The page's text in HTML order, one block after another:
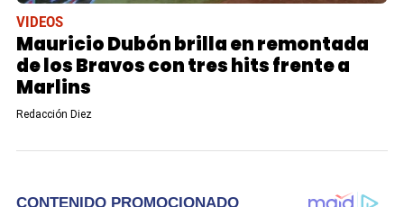
VIDEOS
Mauricio Dubón brilla en remontada
de los Bravos con tres hits frente a
Marlins
Redacción Diez